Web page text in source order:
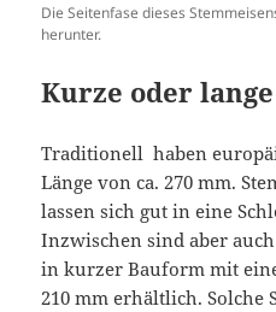
Die Seitenfase dieses
herunter.
Kurze oder
Traditionell haben
Länge von ca. 270 mm.
lassen sich gut in eine
Inzwischen sind aber
in kurzer Bauform mit
210 mm erhältlich. Solche